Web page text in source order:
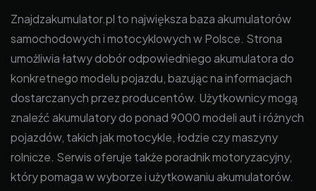
Znajdzakumulator.pl to największa baza akumulatorów
samochodowych i motocyklowych w Polsce. Strona
umożliwia łatwy dobór odpowiedniego akumulatora do
konkretnego modelu pojazdu, bazując na informacjach
dostarczanych przez producentów. Użytkownicy mogą
znaleźć akumulatory do ponad 9000 modeli aut i różnych
pojazdów, takich jak motocykle, łodzie czy maszyny
rolnicze. Serwis oferuje także poradnik motoryzacyjny,
który pomaga w wyborze i użytkowaniu akumulatorów.